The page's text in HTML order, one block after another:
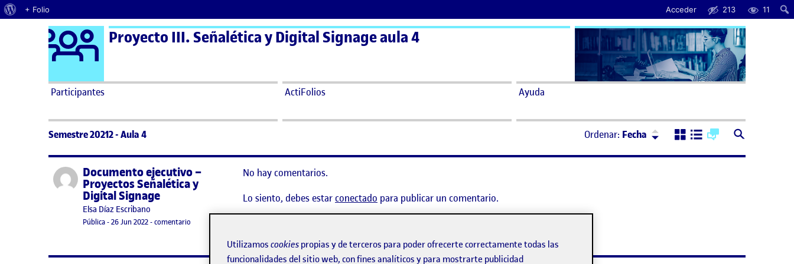
Acerca de WordPress
+ Folio Acceder 213 11
Saltar al contenido Logo Ágora
Proyecto III. Señalética y Digital Signage aula 4
Participantes ActiFolios Ayuda
Semestre 20212 - Aula 4 Ordenar: Fecha Ordenar:Descendente
Publicado porDocumento ejecutivo –
Proyectos Señalética y
Digital Signage
Publicado por
Elsa Díaz Escribano
Visibilidad:
Pública-Fecha de publicación
26 Jun 2022-comentario
No hay comentarios.
Lo siento, debes estarconectado para publicar un comentario.
Utilizamos cookies propias y de terceros para poder ofrecerte correctamente todas las
funcionalidades del sitio web, con fines analíticos y para mostrarte publicidad